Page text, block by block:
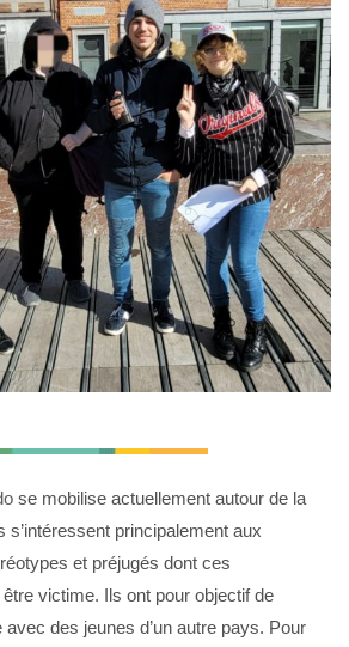
se mobilise actuellement autour de la
principalement aux
et préjugés dont ces
victime. Ils ont pour objectif de
avec des jeunes d’un autre pays. Pour